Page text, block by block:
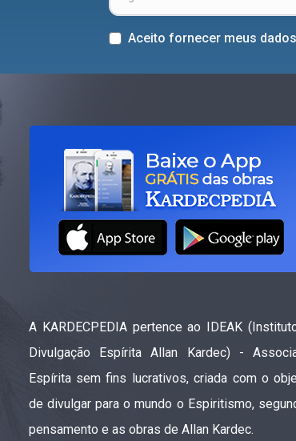
Aceito fornecer meus
A KARDECPEDIA pertence ao IDEAK
Divulgação Espírita Allan Kardec) -
Espírita sem fins lucrativos, criada com o
de divulgar para o mundo o Espiritismo,
pensamento e as obras de Allan Kardec.